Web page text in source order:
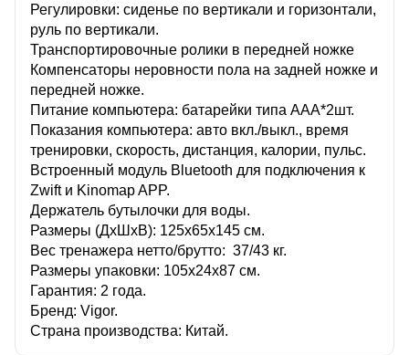
Регулировки: сиденье по вертикали и горизонтали,
руль по вертикали.
Транспортировочные ролики в передней ножке
Компенсаторы неровности пола на задней ножке и
передней ножке.
Питание компьютера: батарейки типа AAA*2шт.
Показания компьютера: авто вкл./выкл., время
тренировки, скорость, дистанция, калории, пульс.
Встроенный модуль Bluetooth для подключения к
Zwift и Kinomap APP.
Держатель бутылочки для воды.
Размеры (ДхШхВ): 125х65х145 см.
Вес тренажера нетто/брутто: 37/43 кг.
Размеры упаковки: 105х24х87 см.
Гарантия: 2 года.
Бренд: Vigor.
Страна производства: Китай.